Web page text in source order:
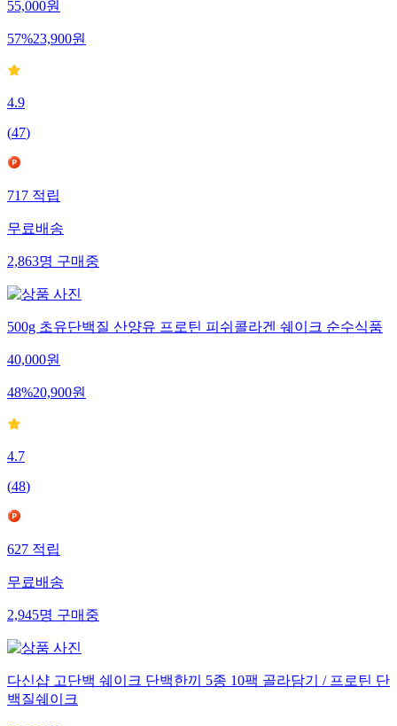
55,000원
57%23,900원
4.9
(47)
717적립
무료배송
2,863명구매중
500g 초유단백질 산양유 프로틴 피쉬콜라겐 쉐이크 순수식품
40,000원
48%20,900원
4.7
(48)
627적립
무료배송
2,945명구매중
다신샵 고단백 쉐이크 단백한끼 5종 10팩 골라담기 / 프로틴 단
백질쉐이크